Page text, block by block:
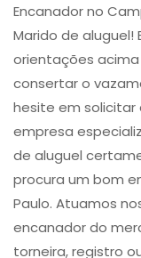
Encanador no
Marido de
orientações
consertar o
hesite em solicitar
empresa
de aluguel
procura um ​bom
Paulo. Atuamos
encanador​ do
torneira, registro